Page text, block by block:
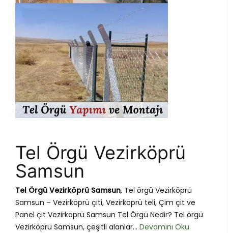
Tel Örgü Vezirköprü
Samsun
Tel Örgü Vezirköprü Samsun, Tel örgü Vezirköprü
Samsun – Vezirköprü çiti, Vezirköprü teli, Çim çit ve
Panel çit Vezirköprü Samsun Tel Örgü Nedir? Tel örgü
Vezirköprü Samsun, çeşitli alanlar... Devamını Oku